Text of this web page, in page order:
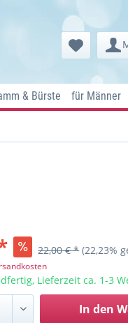
& Bürste für Männer
22,00 € * (22,23%
Lieferzeit ca. 1-3
In den